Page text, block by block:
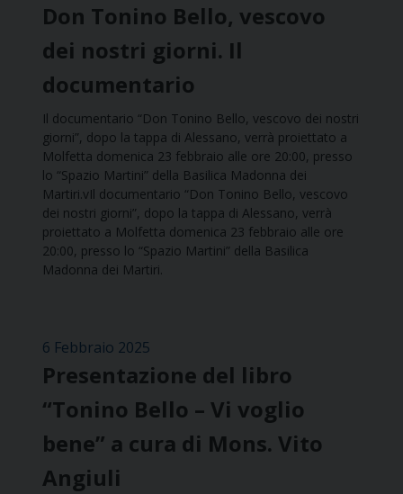
Don Tonino Bello, vescovo
dei nostri giorni. Il
documentario
Il documentario “Don Tonino Bello, vescovo dei nostri
giorni”, dopo la tappa di Alessano, verrà proiettato a
Molfetta domenica 23 febbraio alle ore 20:00, presso
lo “Spazio Martini” della Basilica Madonna dei
Martiri.vIl documentario “Don Tonino Bello, vescovo
dei nostri giorni”, dopo la tappa di Alessano, verrà
proiettato a Molfetta domenica 23 febbraio alle ore
20:00, presso lo “Spazio Martini” della Basilica
Madonna dei Martiri.
6 Febbraio 2025
Presentazione del libro
“Tonino Bello – Vi voglio
bene” a cura di Mons. Vito
Angiuli